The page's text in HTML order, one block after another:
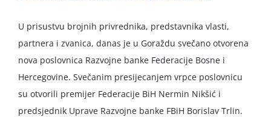
U prisustvu brojnih privrednika, predstavnika vlasti,
partnera i zvanica, danas je u Goraždu svečano otvorena
nova poslovnica Razvojne banke Federacije Bosne i
Hercegovine. Svečanim presijecanjem vrpce poslovnicu
su otvorili premijer Federacije BiH Nermin Nikšić i
predsjednik Uprave Razvojne banke FBiH Borislav Trlin.